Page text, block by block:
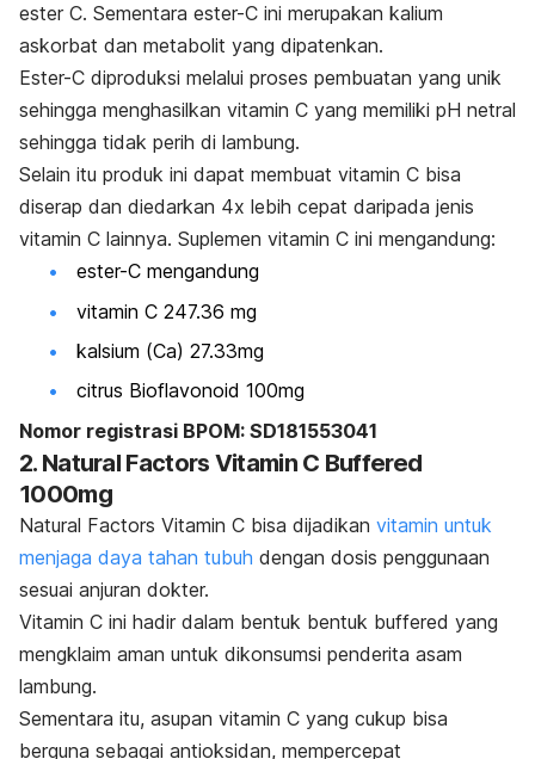
ester C. Sementara ester-C ini merupakan kalium
askorbat dan metabolit yang dipatenkan.
Ester-C diproduksi melalui proses pembuatan yang unik
sehingga menghasilkan vitamin C yang memiliki pH netral
sehingga tidak perih di lambung.
Selain itu produk ini dapat membuat vitamin C bisa
diserap dan diedarkan 4x lebih cepat daripada jenis
vitamin C lainnya. Suplemen vitamin C ini mengandung:
ester-C mengandung
vitamin C 247.36 mg
kalsium (Ca) 27.33mg
citrus Bioflavonoid 100mg
Nomor registrasi BPOM: SD181553041
2. Natural Factors Vitamin C Buffered
1000mg
Natural Factors Vitamin C bisa dijadikan vitamin untuk
menjaga daya tahan tubuh dengan dosis penggunaan
sesuai anjuran dokter.
Vitamin C ini hadir dalam bentuk bentuk buffered yang
mengklaim aman untuk dikonsumsi penderita asam
lambung.
Sementara itu, asupan vitamin C yang cukup bisa
berguna sebagai antioksidan, mempercepat